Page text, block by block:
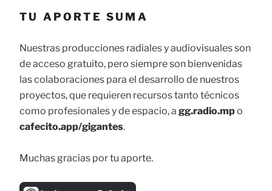
TU APORTE SUMA
Nuestras producciones radiales y audiovisuales son
de acceso gratuito, pero siempre son bienvenidas
las colaboraciones para el desarrollo de nuestros
proyectos, que requieren recursos tanto técnicos
como profesionales y de espacio, a gg.radio.mpo
cafecito.app/gigantes.
Muchas gracias por tu aporte.